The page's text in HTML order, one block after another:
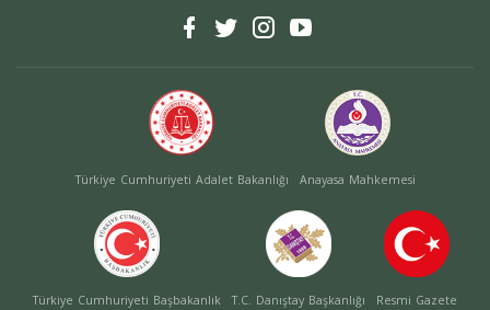
Türkiye Cumhuriyeti Adalet Bakanlığı Anayasa Mahkemesi
Türkiye Cumhuriyeti Başbakanlık T.C. Danıştay Başkanlığı Resmi Gazete